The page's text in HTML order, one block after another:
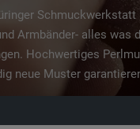
befindet sich der
für die Kleinen